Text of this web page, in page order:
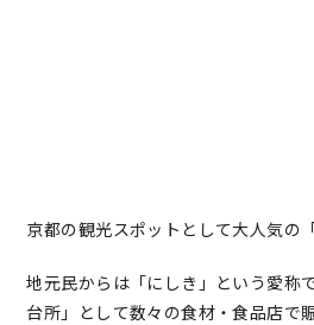
京都の観光スポットとして大人気の
地元民からは「にしき」という愛称
台所」として数々の食材・食品店で